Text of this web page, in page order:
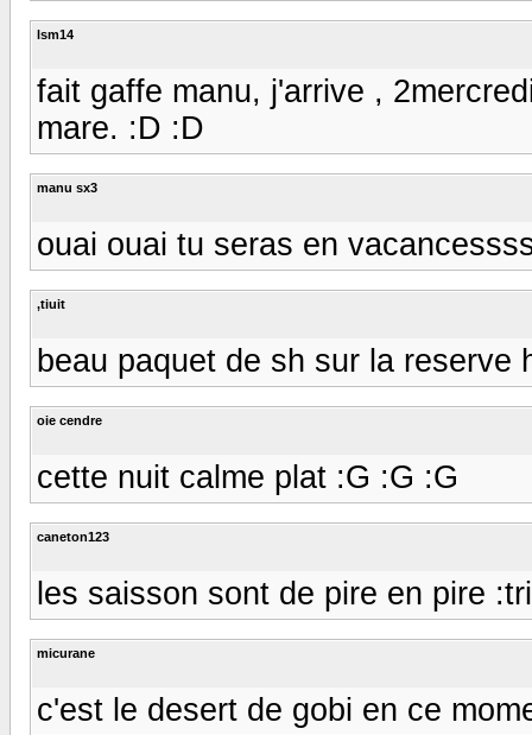
lsm14
fait gaffe manu, j'arrive ,
mare. :D :D
manu sx3
ouai ouai tu seras en
,tiuit
beau paquet de sh sur la
oie cendre
cette nuit calme plat :G :G :G
caneton123
les saisson sont de pire en pire
micurane
c'est le desert de gobi en ce